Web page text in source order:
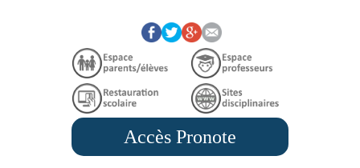
Accès Pronote